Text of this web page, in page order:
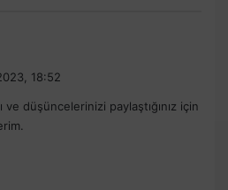
18:52
ve düşüncelerinizi paylaştığınız için